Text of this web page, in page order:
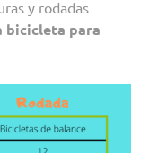
y rodadas
bicicleta para